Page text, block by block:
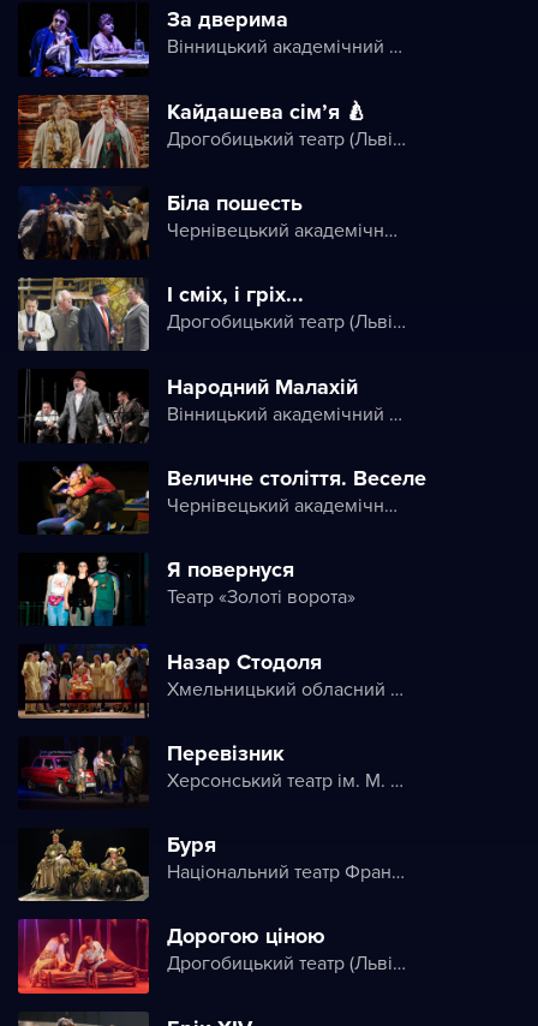
За дверима
Вінницький академічний театр ім. М. К. Садовського
Кайдашева сім’я 🍐
Дрогобицький театр (Львівський академічний обласний музично-драматичний театр імені Юрія Дрогобича)
Біла пошесть
Чернівецький академічний обласний український музично-драматичний театр ім. Ольги Кобилянської
І сміх, і гріх...
Дрогобицький театр (Львівський академічний обласний музично-драматичний театр імені Юрія Дрогобича)
Народний Малахій
Вінницький академічний театр ім. М. К. Садовського
Величне століття. Веселе
Чернівецький академічний обласний український музично-драматичний театр ім. Ольги Кобилянської
Я повернуся
Театр «Золоті ворота»
Назар Стодоля
Хмельницький обласний академічний музично-драматичний театр ім. М. Старицького
Перевізник
Херсонський театр ім. М. Куліша
Буря
Національний театр Франка
Дорогою ціною
Дрогобицький театр (Львівський академічний обласний музично-драматичний театр імені Юрія Дрогобича)